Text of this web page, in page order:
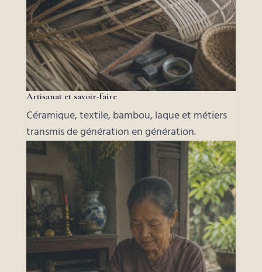
Artisanat et savoir-faire
Céramique, textile, bambou, laque et métiers
transmis de génération en génération.